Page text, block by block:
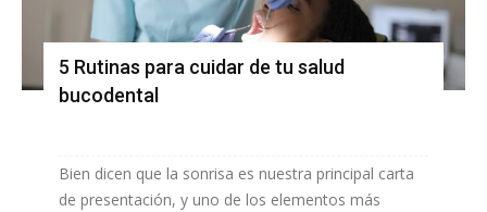
5 Rutinas para cuidar de tu salud
bucodental
Bien dicen que la sonrisa es nuestra principal carta
de presentación, y uno de los elementos más